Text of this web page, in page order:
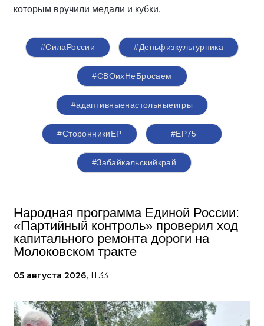
которым вручили медали и кубки.
#СилаРоссии #Деньфизкультурника
#СВОихНеБросаем
#адаптивныенастольныеигры
#СторонникиЕР #ЕР75
#Забайкальскийкрай
Народная программа Единой России:
«Партийный контроль» проверил ход
капитального ремонта дороги на
Молоковском тракте
05 августа 2026, 11:33